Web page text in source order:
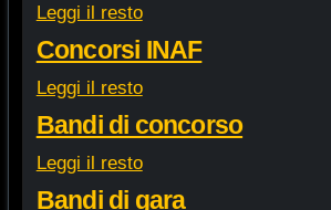
Leggi il resto
Concorsi INAF
Leggi il resto
Bandi di concorso
Leggi il resto
Bandi di gara